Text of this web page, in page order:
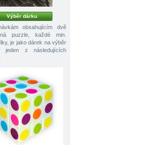
Výběr dárku
obsahujícím dvě
puzzle, každé min.
je jako dárek na výběr
jeden z následujících